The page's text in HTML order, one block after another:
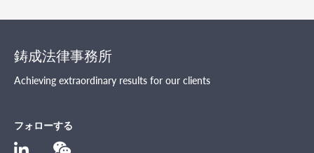
鋳成法律事務所
Achieving extraordinary results for our clients
フォローする